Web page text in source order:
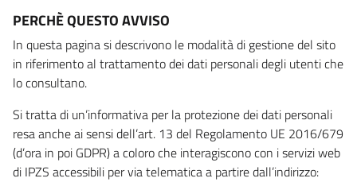
PERCHÈ QUESTO AVVISO
In questa pagina si descrivono le modalità di gestione del sito
in riferimento al trattamento dei dati personali degli utenti che
lo consultano.
Si tratta di un’informativa per la protezione dei dati personali
resa anche ai sensi dell’art. 13 del Regolamento UE 2016/679
(d’ora in poi GDPR) a coloro che interagiscono con i servizi web
di IPZS accessibili per via telematica a partire dall’indirizzo: